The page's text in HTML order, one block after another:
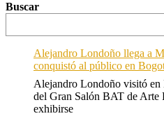
Buscar
Alejandro Londoño llega a
conquistó al público en
Alejandro Londoño visitó
del Gran Salón BAT de Arte
exhibirse